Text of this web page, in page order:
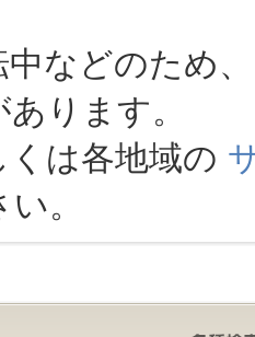
などのため
ります。
は各地域の
。